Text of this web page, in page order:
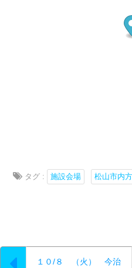
タグ : 施設会場 松山市内
１０/８ （火） 今治